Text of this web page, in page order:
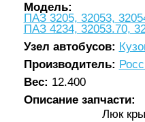
Модель:
ПАЗ 3205, 32053,
ПАЗ 4234, 32053.70,
Узел автобусов:
Производитель:
Вес: 12.400
Описание запчасти:
Люк